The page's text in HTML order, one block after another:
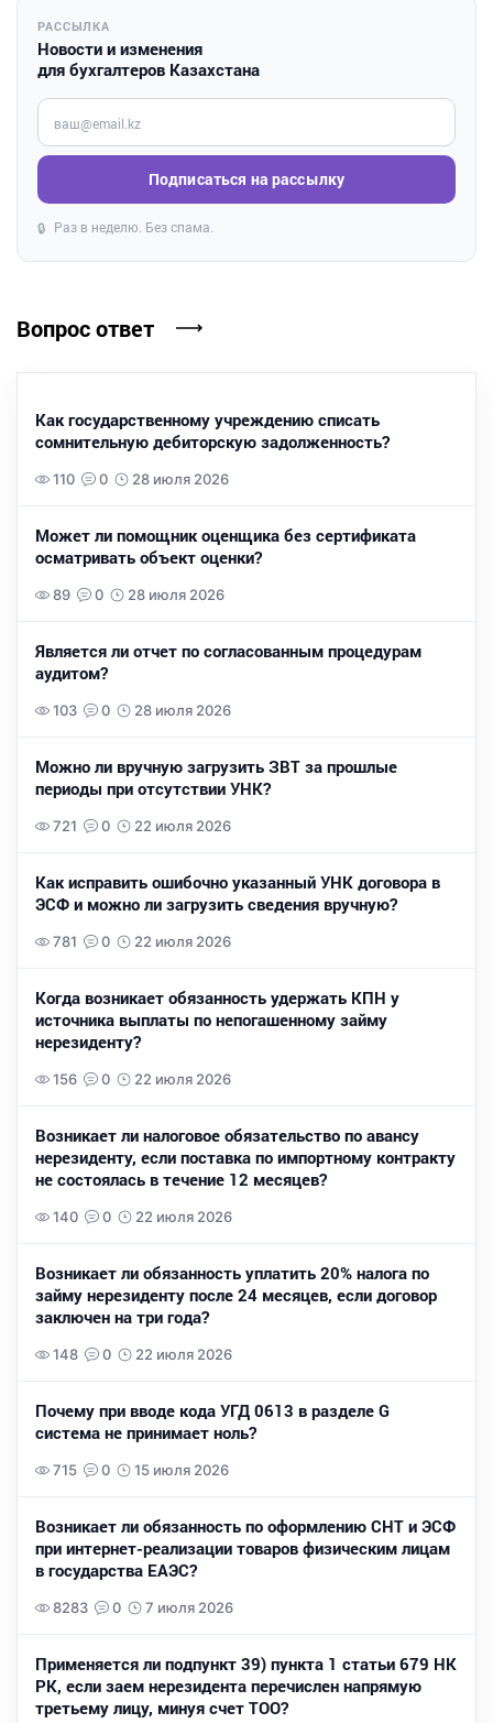
РАССЫЛКА
Новости и изменения
для бухгалтеров Казахстана
Введите ваш e-mail
Подписаться на рассылку
🔒 Раз в неделю. Без спама.
Вопрос ответ
Как государственному учреждению списать
сомнительную дебиторскую задолженность?
110 0 28 июля 2026
Может ли помощник оценщика без сертификата
осматривать объект оценки?
89 0 28 июля 2026
Является ли отчет по согласованным процедурам
аудитом?
103 0 28 июля 2026
Можно ли вручную загрузить ЗВТ за прошлые
периоды при отсутствии УНК?
721 0 22 июля 2026
Как исправить ошибочно указанный УНК договора в
ЭСФ и можно ли загрузить сведения вручную?
781 0 22 июля 2026
Когда возникает обязанность удержать КПН у
источника выплаты по непогашенному займу
нерезиденту?
156 0 22 июля 2026
Возникает ли налоговое обязательство по авансу
нерезиденту, если поставка по импортному контракту
не состоялась в течение 12 месяцев?
140 0 22 июля 2026
Возникает ли обязанность уплатить 20% налога по
займу нерезиденту после 24 месяцев, если договор
заключен на три года?
148 0 22 июля 2026
Почему при вводе кода УГД 0613 в разделе G
система не принимает ноль?
715 0 15 июля 2026
Возникает ли обязанность по оформлению СНТ и ЭСФ
при интернет-реализации товаров физическим лицам
в государства ЕАЭС?
8283 0 7 июля 2026
Применяется ли подпункт 39) пункта 1 статьи 679 НК
РК, если заем нерезидента перечислен напрямую
третьему лицу, минуя счет ТОО?